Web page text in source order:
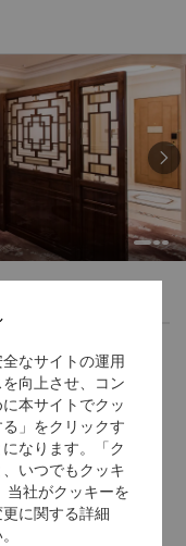

ト。スイートルーム
、ゲストはシャング
ことができます。
なサイトの運用
向上させ、コン
本サイトでクッ
」をクリックす
なります。「ク
いつでもクッキ
当社がクッキーを
に関する詳細